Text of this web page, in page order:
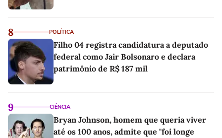
8 POLÍTICA
Filho 04 registra candidatura a deputado
federal como Jair Bolsonaro e declara
patrimônio de R$ 187 mil
9 CIÊNCIA
Bryan Johnson, homem que queria viver
até os 100 anos, admite que "foi longe